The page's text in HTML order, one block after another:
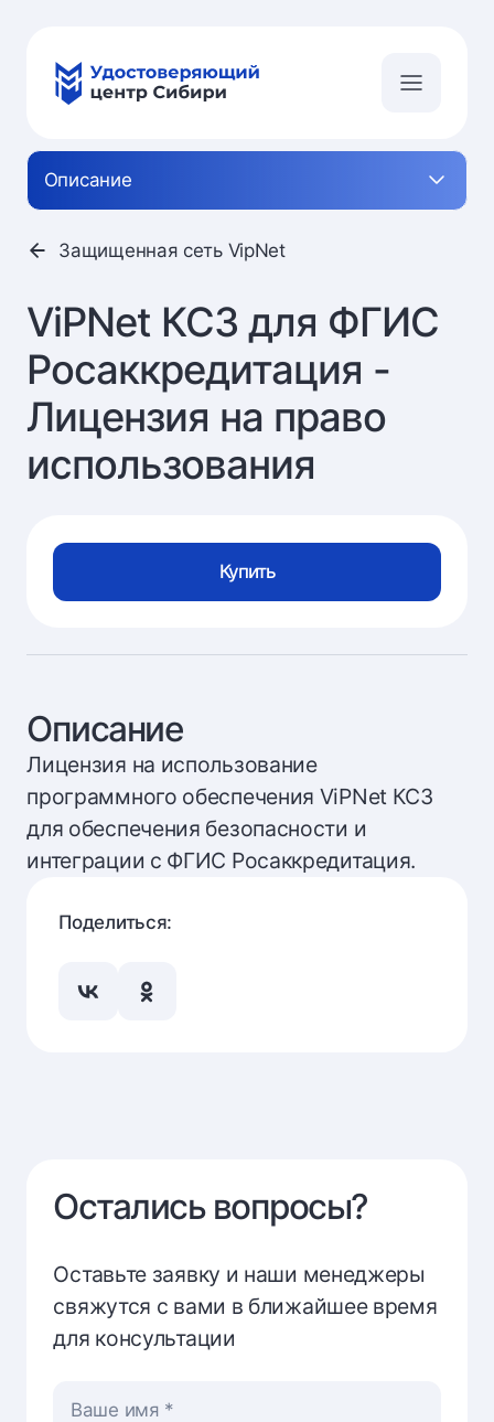
Описание
Защищенная сеть VipNet
ViPNet КС3 для ФГИС
Росаккредитация -
Лицензия на право
использования
Купить
Описание
Лицензия на использование
программного обеспечения ViPNet КС3
для обеспечения безопасности и
интеграции с ФГИС Росаккредитация.
Поделиться:
Остались вопросы?
Оставьте заявку и наши менеджеры
свяжутся с вами в ближайшее время
для консультации
Ваше имя